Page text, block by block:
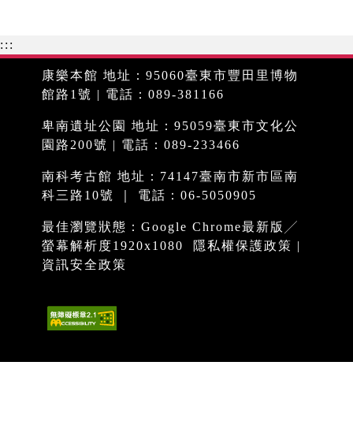
:::
康樂本館 地址：95060臺東市豐田里博物
館路1號 | 電話：089-381166
卑南遺址公園 地址：95059臺東市文化公
園路200號 | 電話：089-233466
南科考古館 地址：74147臺南市新市區南
科三路10號 ｜ 電話：06-5050905
最佳瀏覽狀態：Google Chrome最新版╱
螢幕解析度1920x1080
隱私權保護政策 |
資訊安全政策